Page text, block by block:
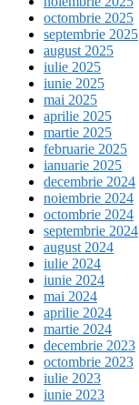
octombrie 2025
septembrie 2025
august 2025
iulie 2025
iunie 2025
mai 2025
aprilie 2025
martie 2025
februarie 2025
ianuarie 2025
decembrie 2024
noiembrie 2024
octombrie 2024
septembrie 2024
august 2024
iulie 2024
iunie 2024
mai 2024
aprilie 2024
martie 2024
decembrie 2023
octombrie 2023
iulie 2023
iunie 2023